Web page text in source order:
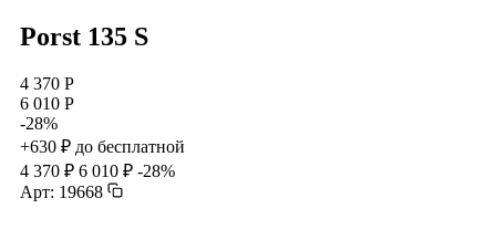
Porst 135 S
4 370 Р
6 010 Р
-28%
+630 ₽ до бесплатной
4 370 ₽ 6 010 ₽ -28%
Арт: 19668